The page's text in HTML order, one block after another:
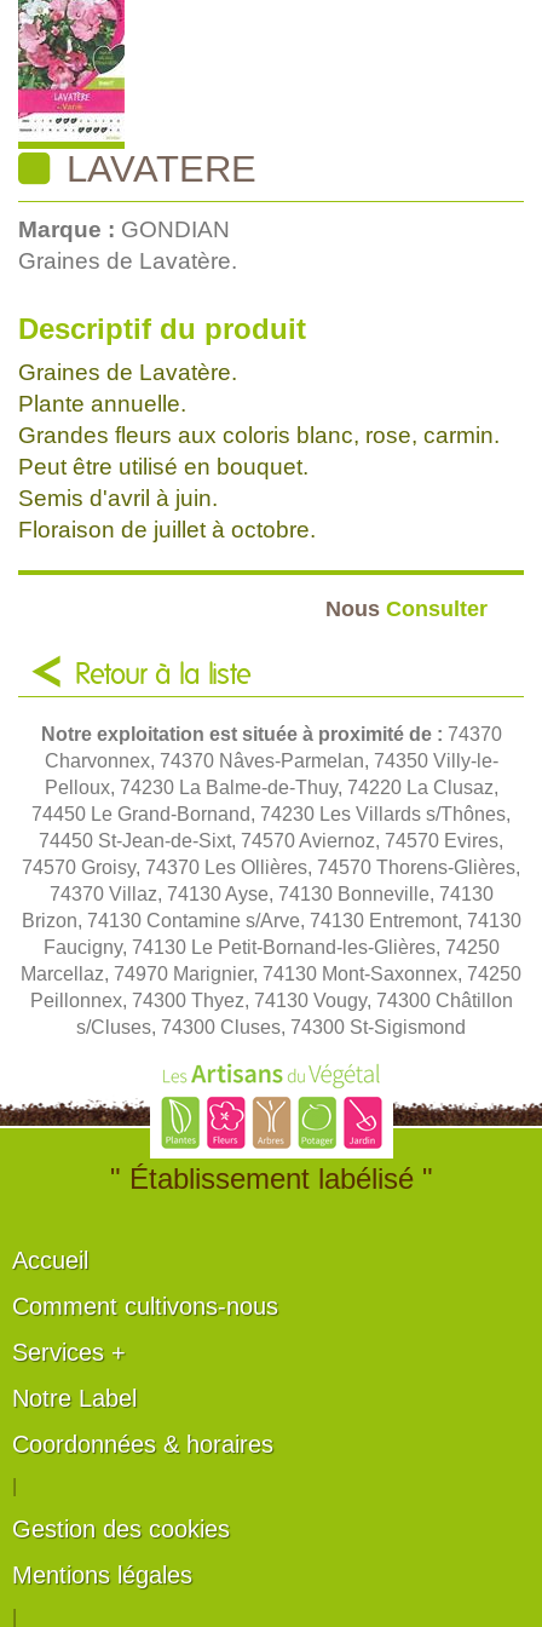
LAVATERE
Marque : GONDIAN
Graines de Lavatère.
Descriptif du produit
Graines de Lavatère.
Plante annuelle.
Grandes fleurs aux coloris blanc, rose, carmin.
Peut être utilisé en bouquet.
Semis d'avril à juin.
Floraison de juillet à octobre.
Nous Consulter
Retour à la liste
Notre exploitation est située à proximité de : 74370
Charvonnex, 74370 Nâves-Parmelan, 74350 Villy-le-
Pelloux, 74230 La Balme-de-Thuy, 74220 La Clusaz,
74450 Le Grand-Bornand, 74230 Les Villards s/Thônes,
74450 St-Jean-de-Sixt, 74570 Aviernoz, 74570 Evires,
74570 Groisy, 74370 Les Ollières, 74570 Thorens-Glières,
74370 Villaz, 74130 Ayse, 74130 Bonneville, 74130
Brizon, 74130 Contamine s/Arve, 74130 Entremont, 74130
Faucigny, 74130 Le Petit-Bornand-les-Glières, 74250
Marcellaz, 74970 Marignier, 74130 Mont-Saxonnex, 74250
Peillonnex, 74300 Thyez, 74130 Vougy, 74300 Châtillon
s/Cluses, 74300 Cluses, 74300 St-Sigismond
" Établissement labélisé "
Accueil
Comment cultivons-nous
Services +
Notre Label
Coordonnées & horaires
Gestion des cookies
Mentions légales